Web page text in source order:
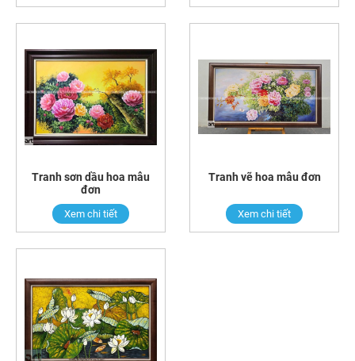
Tranh sơn dầu hoa mẫu
đơn
Xem chi tiết
Tranh vẽ hoa mẫu đơn
Xem chi tiết